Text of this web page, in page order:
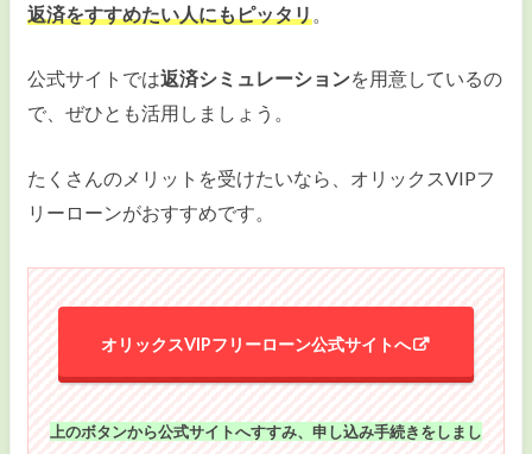
返済をすすめたい人にもピッタリ
公式サイトでは返済シミュレーションを用意しているの
で、ぜひとも活用しましょう。
たくさんのメリットを受けたいなら、オリックスVIPフ
リーローンがおすすめです。
オリックスVIPフリーローン公式サイトへ
上のボタンから公式サイトへすすみ、申し込み手続きをしまし